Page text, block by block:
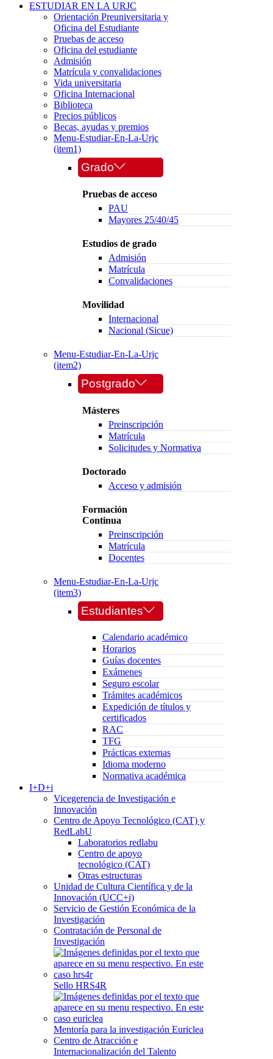
ESTUDIAR EN LA URJC
Orientación Preuniversitaria y
Oficina del Estudiante
Pruebas de acceso
Oficina del estudiante
Admisión
Matrícula y convalidaciones
Vida universitaria
Oficina Internacional
Biblioteca
Precios públicos
Becas, ayudas y premios
Menu-Estudiar-En-La-Urjc
(item1)
Grado
Pruebas de acceso
PAU
Mayores 25/40/45
Estudios de grado
Admisión
Matrícula
Convalidaciones
Movilidad
Internacional
Nacional (Sicue)
Menu-Estudiar-En-La-Urjc
(item2)
Postgrado
Másteres
Preinscripción
Matrícula
Solicitudes y Normativa
Doctorado
Acceso y admisión
Formación
Continua
Preinscripción
Matrícula
Docentes
Menu-Estudiar-En-La-Urjc
(item3)
Estudiantes
Calendario académico
Horarios
Guías docentes
Exámenes
Seguro escolar
Trámites académicos
Expedición de títulos y
certificados
RAC
TFG
Prácticas externas
Idioma moderno
Normativa académica
I+D+i
Vicegerencia de Investigación e
Innovación
Centro de Apoyo Tecnológico (CAT) y
RedLabU
Laboratorios redlabu
Centro de apoyo
tecnológico (CAT)
Otras estructuras
Unidad de Cultura Científica y de la
Innovación (UCC+i)
Servicio de Gestión Económica de la
Investigación
Contratación de Personal de
Investigación
Sello HRS4R
Mentoría para la investigación Euriclea
Centro de Atracción e
Internacionalización del Talento